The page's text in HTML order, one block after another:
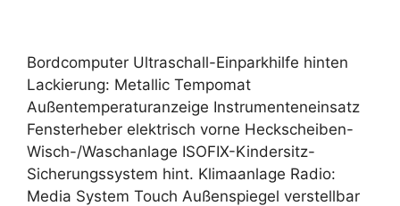
Bordcomputer Ultraschall-Einparkhilfe hinten
Lackierung: Metallic Tempomat
Außentemperaturanzeige Instrumenteneinsatz
Fensterheber elektrisch vorne Heckscheiben-
Wisch-/Waschanlage ISOFIX-Kindersitz-
Sicherungssystem hint. Klimaanlage Radio:
Media System Touch Außenspiegel verstellbar